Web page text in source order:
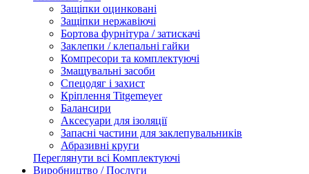
Защіпки оцинковані
Защіпки нержавіючі
Бортова фурнітура / затискачі
Заклепки / клепальні гайки
Компресори та комплектуючі
Змащувальні засоби
Спецодяг і захист
Кріплення Titgemeyer
Балансири
Аксесуари для ізоляції
Запасні частини для заклепувальників
Абразивні круги
Переглянути всі Комплектуючі
Виробництво / Послуги